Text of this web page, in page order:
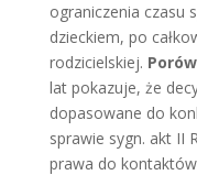
ograniczenia czasu
dzieckiem, po
rodzicielskiej.
lat pokazuje, że
dopasowane do
sprawie sygn. akt II
prawa do